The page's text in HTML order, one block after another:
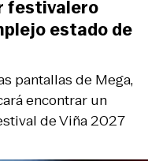
pantallas de Mega,
encontrar un
de Viña 2027
festivalero
estado de